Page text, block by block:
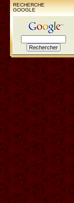
RECHERCHE
GOOGLE